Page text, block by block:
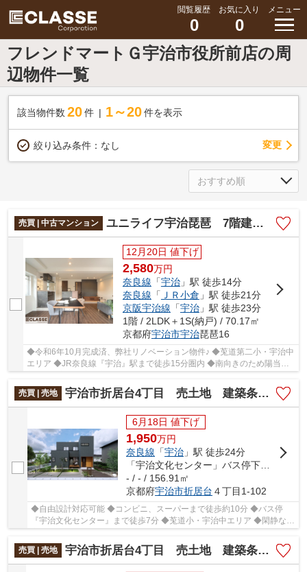
閲覧履歴
0
お気に入り
0
メニュー
フレンドマートＧ宇治市役所前店の周
辺物件一覧
該当物件数 20件 1～20 件を表示
絞り込み条件： なし 変更
売買 | 中古マンション ユニライフ宇治琵琶 7階建て1階部分
12月20日 値下げ
2,580万円
奈良線 「宇治」駅 徒歩14分
奈良線 「 ＪＲ小倉 」駅 徒歩21分
京阪宇治線 「宇治」駅 徒歩23分
1階 / 2LDK＋1S(納戸) / 70.17㎡
京都府宇治市宇治琵琶16
◆令和6年10月完成済、弊社リノベーション物件♪ ◆莵道第二小・宇治中
エリア ◆JR奈良線『宇治』駅まで徒歩15分圏内 ◆南向きのため陽当り
売買 | 売地
宇治市折居台4丁目 売土地 建築条件付き
6月18日 値下げ
1,950万円
奈良線 「宇治 」駅 徒歩24分
- / - / 156.91㎡
京都府宇治市折居台 ４丁目1-102
◆自由設計対応可能 ◆コンビニ、スーパーまで徒歩約10分 ◆バス停
『宇治文化センター』まで徒歩7分 ◆莵道小・宇治中エリア ◆閑静な住
売買 | 売地
宇治市折居台4丁目 売土地 建築条件無し